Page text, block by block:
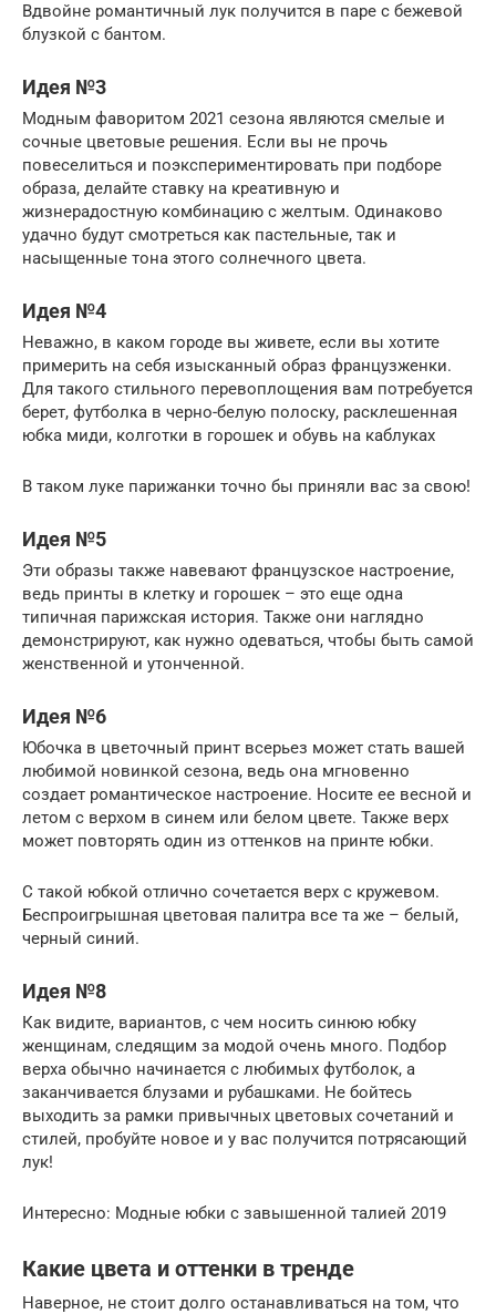
Вдвойне романтичный лук получится в паре с бежевой
блузкой с бантом.
Идея №3
Модным фаворитом 2021 сезона являются смелые и
сочные цветовые решения. Если вы не прочь
повеселиться и поэкспериментировать при подборе
образа, делайте ставку на креативную и
жизнерадостную комбинацию с желтым. Одинаково
удачно будут смотреться как пастельные, так и
насыщенные тона этого солнечного цвета.
Идея №4
Неважно, в каком городе вы живете, если вы хотите
примерить на себя изысканный образ французженки.
Для такого стильного перевоплощения вам потребуется
берет, футболка в черно-белую полоску, расклешенная
юбка миди, колготки в горошек и обувь на каблуках
В таком луке парижанки точно бы приняли вас за свою!
Идея №5
Эти образы также навевают французское настроение,
ведь принты в клетку и горошек – это еще одна
типичная парижская история. Также они наглядно
демонстрируют, как нужно одеваться, чтобы быть самой
женственной и утонченной.
Идея №6
Юбочка в цветочный принт всерьез может стать вашей
любимой новинкой сезона, ведь она мгновенно
создает романтическое настроение. Носите ее весной и
летом с верхом в синем или белом цвете. Также верх
может повторять один из оттенков на принте юбки.
С такой юбкой отлично сочетается верх с кружевом.
Беспроигрышная цветовая палитра все та же – белый,
черный синий.
Идея №8
Как видите, вариантов, с чем носить синюю юбку
женщинам, следящим за модой очень много. Подбор
верха обычно начинается с любимых футболок, а
заканчивается блузами и рубашками. Не бойтесь
выходить за рамки привычных цветовых сочетаний и
стилей, пробуйте новое и у вас получится потрясающий
лук!
Интересно: Модные юбки с завышенной талией 2019
Какие цвета и оттенки в тренде
Наверное, не стоит долго останавливаться на том, что